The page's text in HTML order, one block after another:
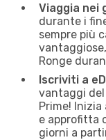
Viaggia nei
durante i
sempre più
Ronge
Iscriviti a
vantaggi
Prime!
e approfitta
giorni a